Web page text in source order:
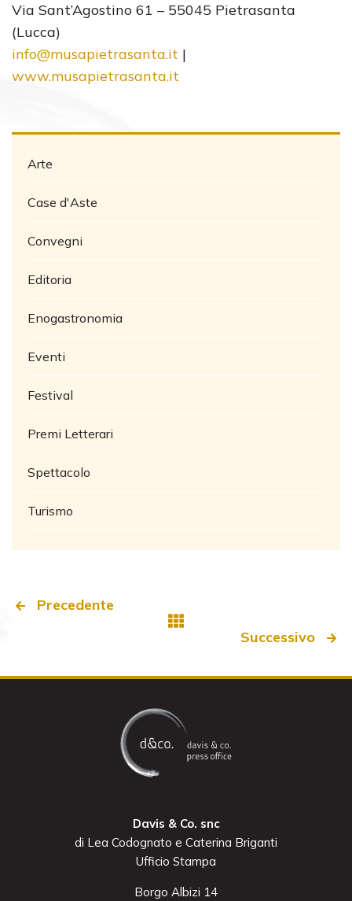
Via Sant’Agostino 61 – 55045 Pietrasanta
(Lucca)
info@musapietrasanta.it |
www.musapietrasanta.it
Arte
Case d'Aste
Convegni
Editoria
Enogastronomia
Eventi
Festival
Premi Letterari
Spettacolo
Turismo
Precedente
Successivo
Davis & Co. snc
di Lea Codognato e Caterina Briganti
Ufficio Stampa
Borgo Albizi 14